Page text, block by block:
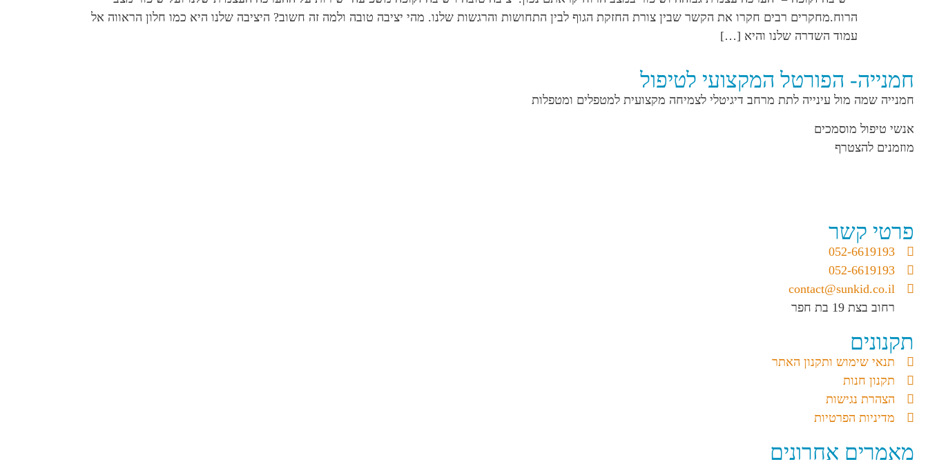
הרוח.מחקרים רבים חקרו את הקשר שבין צורת החזקת הגוף לבין התחושות והרגשות שלנו. מהי יציבה טובה ולמה זה חשוב? היציבה שלנו היא כמו חלון הראווה אל
עמוד השדרה שלנו והיא […]
חמנייה- הפורטל המקצועי לטיפול
חמנייה שמה מול עינייה לתת מרחב דיגיטלי לצמיחה מקצועית למטפלים ומטפלות
אנשי טיפול מוסמכים
מוזמנים להצטרף
פרטי קשר
052-6619193
052-6619193
contact@sunkid.co.il
רחוב בצת 19 בת חפר
תקנונים
תנאי שימוש ותקנון האתר
תקנון חנות
הצהרת נגישות
מדיניות הפרטיות
מאמרים אחרונים